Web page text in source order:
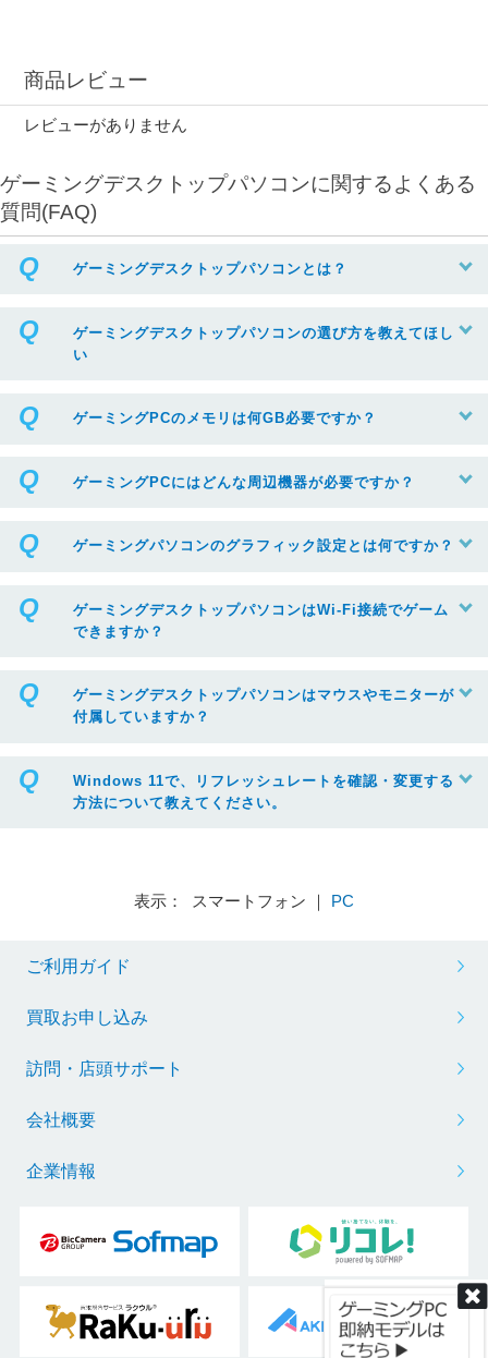
商品レビュー
レビューがありません
ゲーミングデスクトップパソコンに関するよくある
質問(FAQ)
ゲーミングデスクトップパソコンとは？
ゲーミングデスクトップパソコンの選び方を教えてほし
い
ゲーミングPCのメモリは何GB必要ですか？
ゲーミングPCにはどんな周辺機器が必要ですか？
ゲーミングパソコンのグラフィック設定とは何ですか？
ゲーミングデスクトップパソコンはWi-Fi接続でゲーム
できますか？
ゲーミングデスクトップパソコンはマウスやモニターが
付属していますか？
Windows 11で、リフレッシュレートを確認・変更する
方法について教えてください。
※リフレッシュレートを変更する場合は、ボックスから任意の項目をクリック
表示： スマートフォン ｜ PC
ご利用ガイド
買取お申し込み
訪問・店頭サポート
会社概要
企業情報